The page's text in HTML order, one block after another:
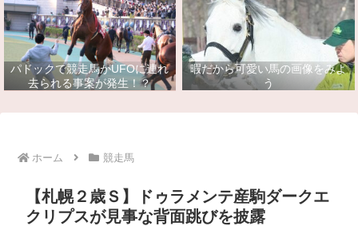
パドックで競走馬がUFOに連れ
去られる事案が発生！？
暇だから可愛い馬の画像をみよ
う
ホーム 競走馬
【札幌２歳Ｓ】ドゥラメンテ産駒ダークエ
クリプスが見事な背面跳びを披露